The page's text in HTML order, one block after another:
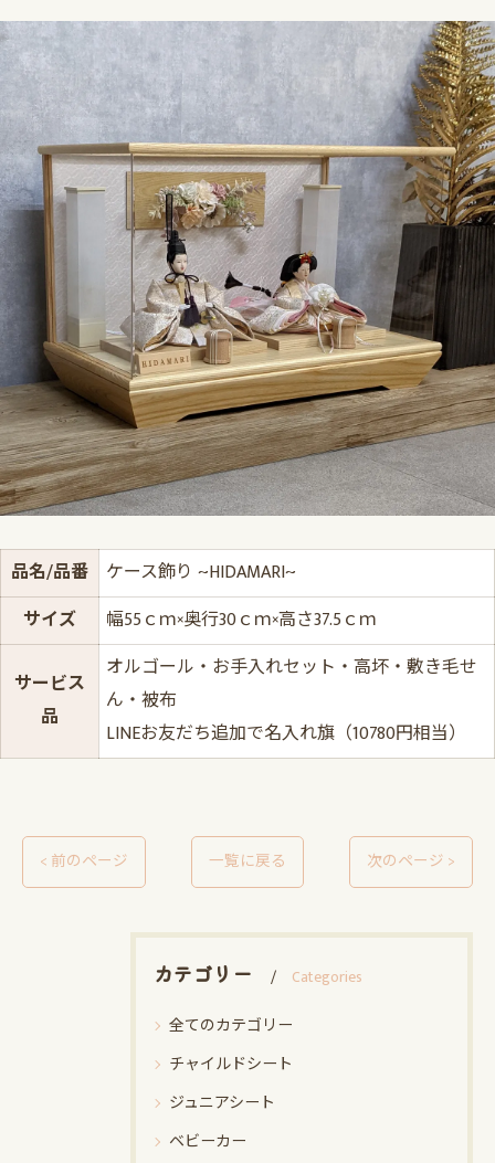
品名/品番
ケース飾り ~HIDAMARI~
サイズ
幅55ｃｍ×奥行30ｃｍ×高さ37.5ｃｍ
サービス
品
オルゴール・お手入れセット・高坏・敷き毛せ
ん・被布
LINEお友だち追加で名入れ旗（10780円相当）
< 前のページ 一覧に戻る 次のページ >
カテゴリー Categories
全てのカテゴリー
チャイルドシート
ジュニアシート
ベビーカー